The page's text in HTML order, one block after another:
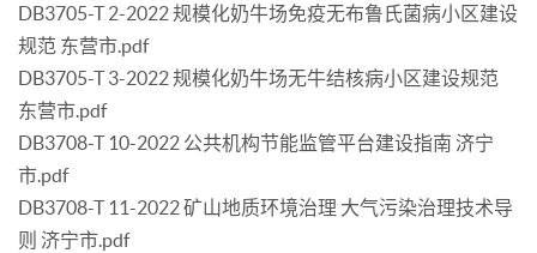
DB3705-T 2-2022 规模化奶牛场免疫无布鲁氏菌病小区建设
规范 东营市.pdf
DB3705-T 3-2022 规模化奶牛场无牛结核病小区建设规范
东营市.pdf
DB3708-T 10-2022 公共机构节能监管平台建设指南 济宁
市.pdf
DB3708-T 11-2022 矿山地质环境治理 大气污染治理技术导
则 济宁市.pdf